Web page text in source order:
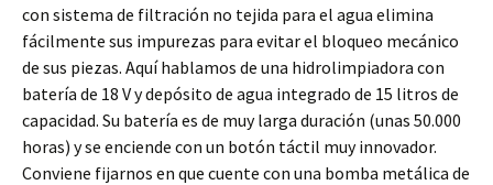
con sistema de filtración no tejida para el agua elimina
fácilmente sus impurezas para evitar el bloqueo mecánico
de sus piezas. Aquí hablamos de una hidrolimpiadora con
batería de 18 V y depósito de agua integrado de 15 litros de
capacidad. Su batería es de muy larga duración (unas 50.000
horas) y se enciende con un botón táctil muy innovador.
Conviene fijarnos en que cuente con una bomba metálica de